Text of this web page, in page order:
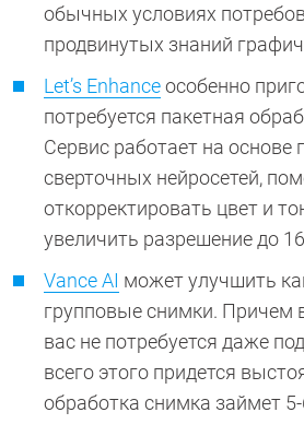
обычных условиях
продвинутых знаний
Let’s Enhanceособенно
потребуется пакетная
Сервис работает на основе
сверточных нейросетей,
откорректировать цвет и
увеличить разрешение до
Vance AI может улучшить
групповые снимки. Причем
вас не потребуется даже
всего этого придется
обработка снимка займет